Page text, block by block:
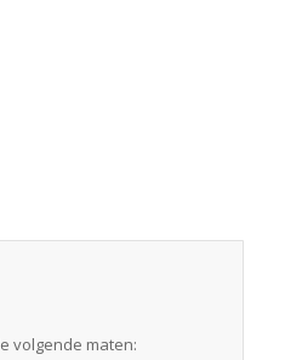
volgende maten: